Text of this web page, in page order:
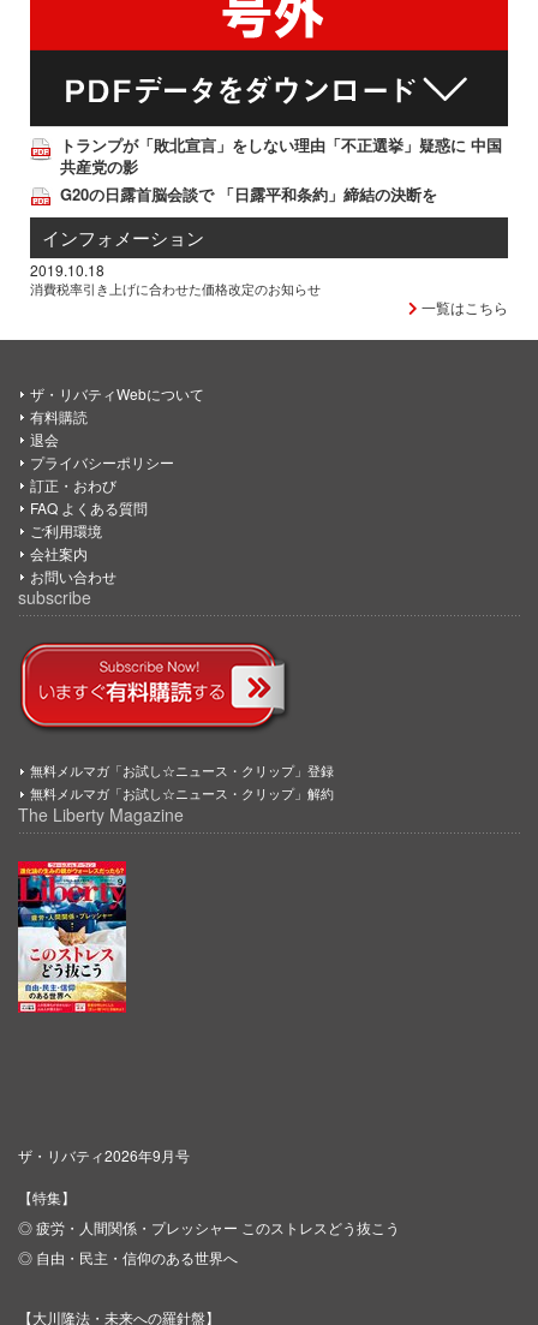
トランプが「敗北宣言」をしない理由「不正選挙」疑惑に 中国
共産党の影
G20の日露首脳会談で 「日露平和条約」締結の決断を
インフォメーション
2019.10.18
消費税率引き上げに合わせた価格改定のお知らせ
一覧はこちら
ザ・リバティWebについて
有料購読
退会
プライバシーポリシー
訂正・おわび
FAQ よくある質問
ご利用環境
会社案内
お問い合わせ
subscribe
無料メルマガ「お試し☆ニュース・クリップ」登録
無料メルマガ「お試し☆ニュース・クリップ」解約
The Liberty Magazine
ザ・リバティ2026年9月号
【特集】
◎ 疲労・人間関係・プレッシャー このストレスどう抜こう
◎ 自由・民主・信仰のある世界へ
【大川隆法・未来への羅針盤】